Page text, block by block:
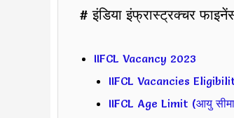
# इंडिया इंफ्रास्ट्रक्चर
IIFCL Vacancy 2023
IIFCL Vacancies
IIFCL Age Limit (आयु